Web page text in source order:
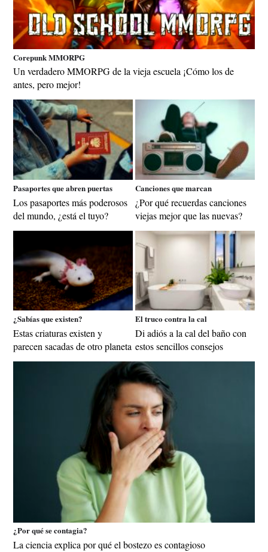
Corepunk MMORPG
Un verdadero MMORPG de la vieja escuela ¡Cómo los de
antes, pero mejor!
Pasaportes que abren puertas
Los pasaportes más poderosos
del mundo, ¿está el tuyo?
Canciones que marcan
¿Por qué recuerdas canciones
viejas mejor que las nuevas?
¿Sabías que existen?
Estas criaturas existen y
parecen sacadas de otro planeta
El truco contra la cal
Di adiós a la cal del baño con
estos sencillos consejos
¿Por qué se contagia?
La ciencia explica por qué el bostezo es contagioso